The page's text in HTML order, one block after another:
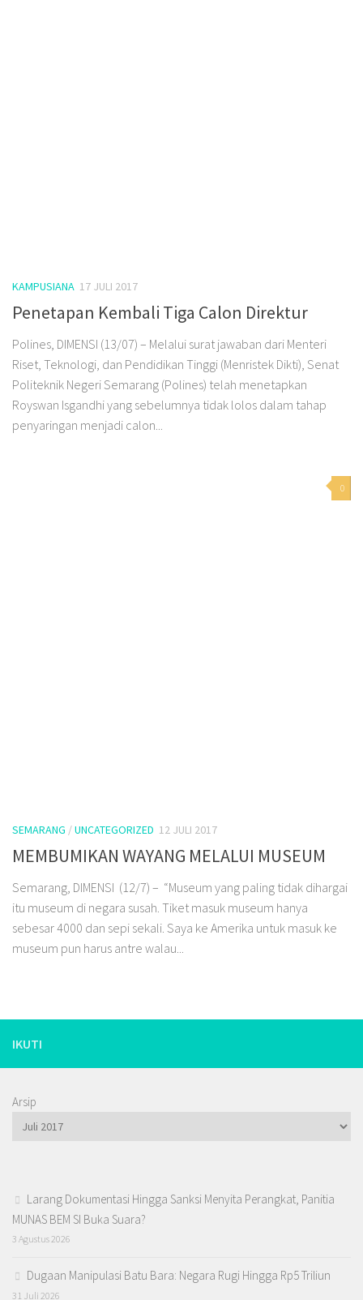
KAMPUSIANA 17 JULI 2017
Penetapan Kembali Tiga Calon Direktur
Polines, DIMENSI (13/07) – Melalui surat jawaban dari Menteri
Riset, Teknologi, dan Pendidikan Tinggi (Menristek Dikti), Senat
Politeknik Negeri Semarang (Polines) telah menetapkan
Royswan Isgandhi yang sebelumnya tidak lolos dalam tahap
penyaringan menjadi calon...
0
SEMARANG /UNCATEGORIZED 12 JULI 2017
MEMBUMIKAN WAYANG MELALUI MUSEUM
Semarang, DIMENSI (12/7) – “Museum yang paling tidak dihargai
itu museum di negara susah. Tiket masuk museum hanya
sebesar 4000 dan sepi sekali. Saya ke Amerika untuk masuk ke
museum pun harus antre walau...
IKUTI
Arsip
Larang Dokumentasi Hingga Sanksi Menyita Perangkat, Panitia
MUNAS BEM SI Buka Suara?
3 Agustus 2026
Dugaan Manipulasi Batu Bara: Negara Rugi Hingga Rp5 Triliun
31 Juli 2026